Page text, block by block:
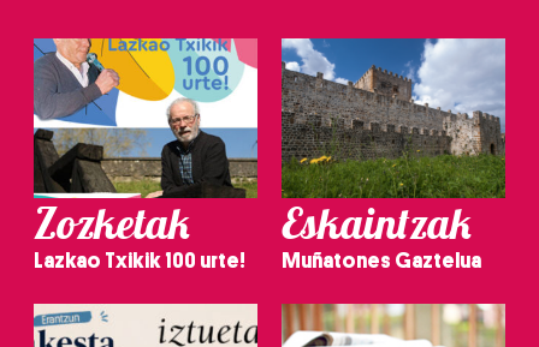
Zozketak
Lazkao Txikik 100 urte!
Eskaintzak
Muñatones Gaztelua